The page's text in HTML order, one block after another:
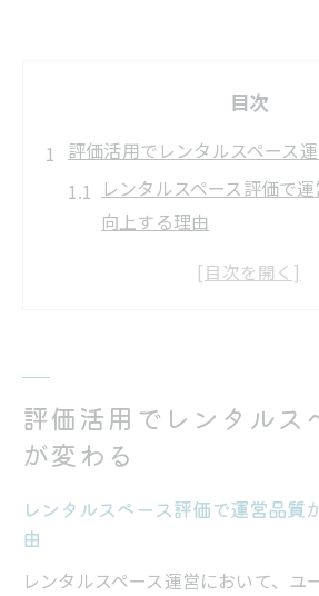
目次
評価活用でレンタルスペース
レンタルスペース評価で
向上する理由
レンタルスペース評価を
レンタルスペース評価が
直結する仕組み
レンタルスペース評価情
る工夫
レンタルスペース評価を
評価活用でレンタルス
が変わる
レンタルスペース評価で運営品質
由
レンタルスペース運営において、ユ